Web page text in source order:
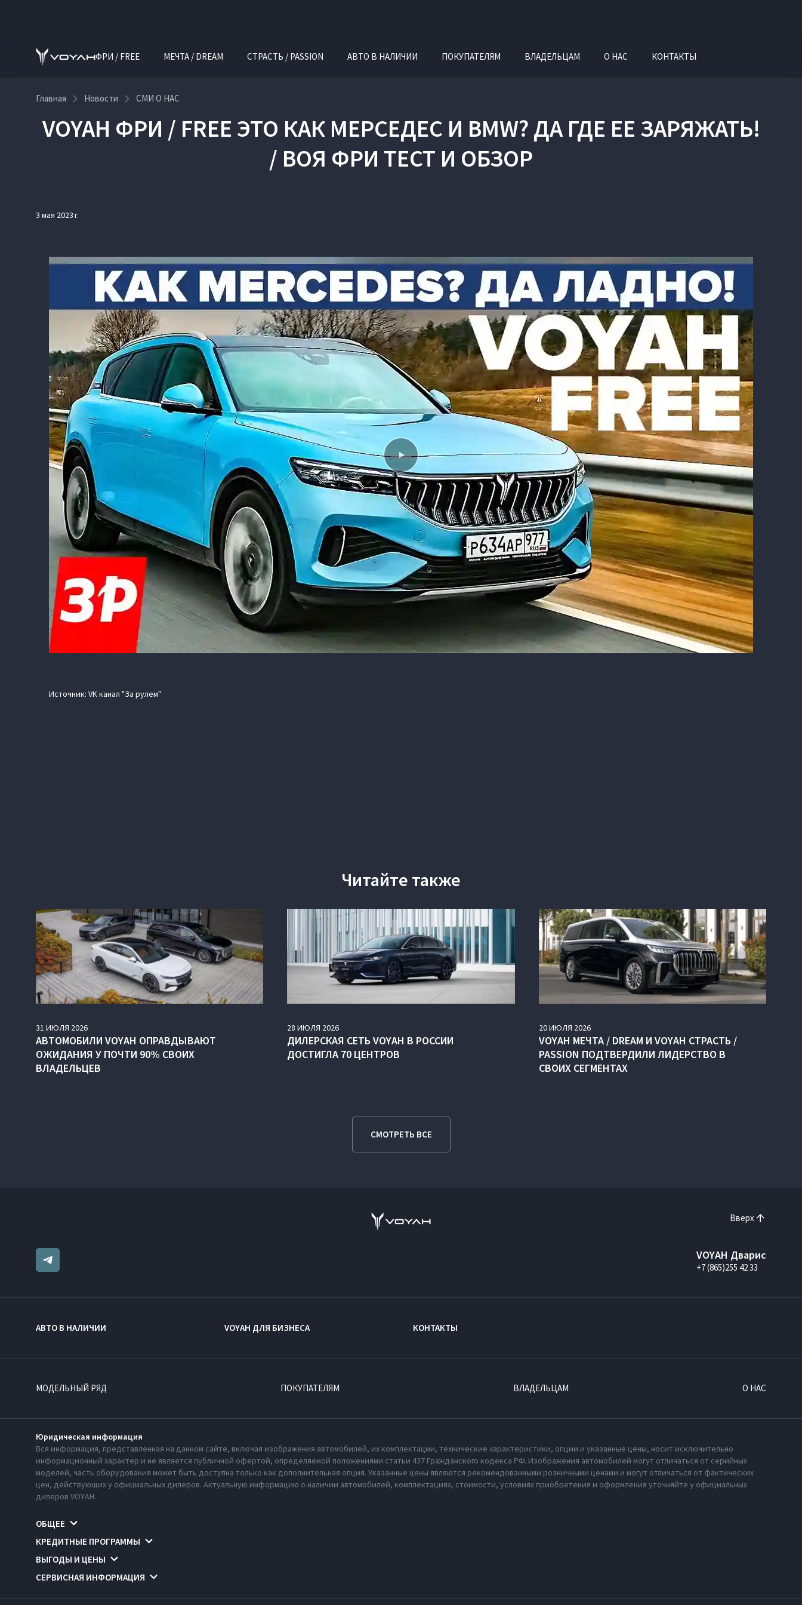
ФРИ / FREE МЕЧТА / DREAM СТРАСТЬ / PASSION АВТО В НАЛИЧИИ ПОКУПАТЕЛЯМ ВЛАДЕЛЬЦАМ О НАС КОНТАКТЫ
Главная Новости СМИ О НАС
VOYAH ФРИ / FREE ЭТО КАК МЕРСЕДЕС И BMW? ДА ГДЕ ЕЕ ЗАРЯЖАТЬ!
/ ВОЯ ФРИ ТЕСТ И ОБЗОР
3 мая 2023 г.
Источник: VK канал "За рулем"
Читайте также
31 ИЮЛЯ 2026
АВТОМОБИЛИ VOYAH ОПРАВДЫВАЮТ
ОЖИДАНИЯ У ПОЧТИ 90% СВОИХ
ВЛАДЕЛЬЦЕВ
28 ИЮЛЯ 2026
ДИЛЕРСКАЯ СЕТЬ VOYAH В РОССИИ
ДОСТИГЛА 70 ЦЕНТРОВ
20ИЮЛЯ 2026
VOYAH МЕЧТА / DREAM И VOYAH СТРАСТЬ /
PASSION ПОДТВЕРДИЛИ ЛИДЕРСТВО В
СВОИХ СЕГМЕНТАХ
СМОТРЕТЬ ВСЕ
Вверх
VOYAH Дварис
+7 (865)255 42 33
АВТО В НАЛИЧИИ VOYAH ДЛЯ БИЗНЕСА КОНТАКТЫ
МОДЕЛЬНЫЙ РЯД ПОКУПАТЕЛЯМ ВЛАДЕЛЬЦАМ О НАС
Юридическая информация
Вся информация, представленная на данном сайте, включая изображения автомобилей, их комплектации, технические характеристики, опции и указанные цены, носит исключительно
информационный характер и не является публичной офертой, определяемой положениями статьи 437 Гражданского кодекса РФ. Изображения автомобилей могут отличаться от серийных
моделей, часть оборудования может быть доступна только как дополнительная опция. Указанные цены являются рекомендованными розничными ценами и могут отличаться от фактических
цен, действующих у официальных дилеров. Актуальную информацию о наличии автомобилей, комплектациях, стоимости, условиях приобретения и оформления уточняйте у официальных
дилеров VOYAH.
ОБЩЕЕ
КРЕДИТНЫЕ ПРОГРАММЫ
ВЫГОДЫ И ЦЕНЫ
СЕРВИСНАЯ ИНФОРМАЦИЯ